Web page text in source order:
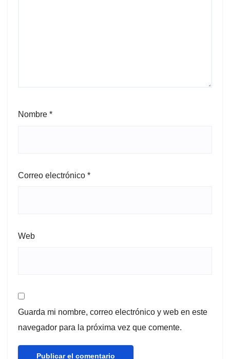
Nombre *
Correo electrónico *
Web
Guarda mi nombre, correo electrónico y web en este
navegador para la próxima vez que comente.